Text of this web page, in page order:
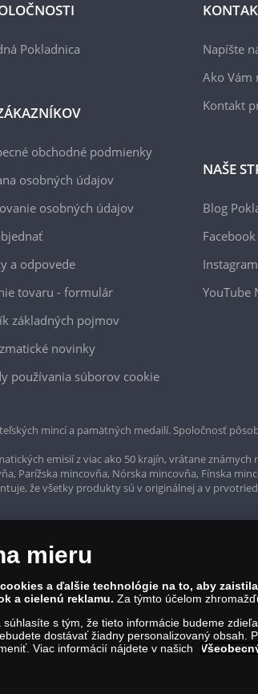
Pokladnica
obchodné podmienky
osobných údajov
osobných údajov
a odpovede
tovaru - formulár
základných pojmov
novinky
používania súborov cookie
Napíšte
Ako Vám
Kontakt
NAŠE
Blog
YouTube
mincí a pamätných medailí. Spoločnosť
emisií z viac ako 50 krajín, vrátane
Parížska mincovňa, Nórska mincovňa, Fínska
že všetky produkty sú v originálnej a v
45 480 206, DIČ: SK2023004302
mieru
a ďalšie technológie na to, aby
a cielenú reklamu. Za týmto účelom
s tým, že tieto informácie budeme
dostávať žiadny personalizovaný
Viac informácií nájdete v našich